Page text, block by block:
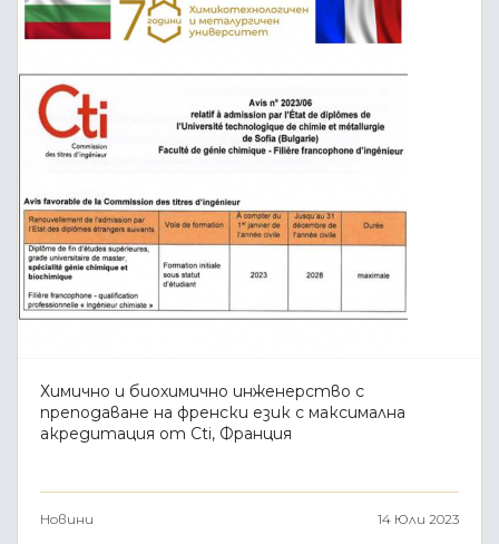
Химично и биохимично инженерство с
преподаване на френски език с максимална
акредитация от Cti, Франция
Новини 14 Юли 2023